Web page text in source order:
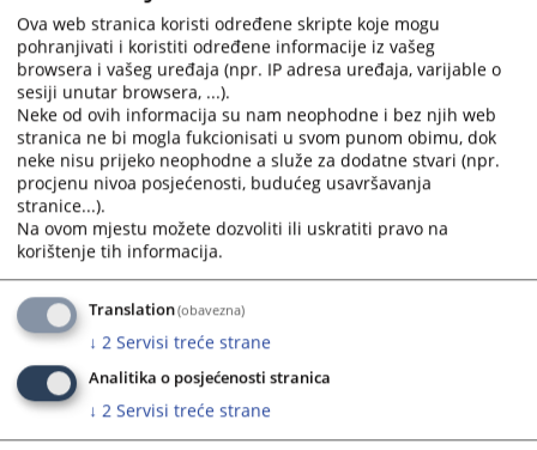
calendar
and
select
a
date.
Press
the
question
mark
key
to
get
the
keyboard
shortcuts
calendar
and
select
a
date.
Press
the
mark
key
to
get
the
keyboard
for
Ova web stranica koristi određene skripte koje mogu
pohranjivati i koristiti određene informacije iz vašeg
browsera i vašeg uređaja (npr. IP adresa uređaja, varijable o
sesiji unutar browsera, ...).
Neke od ovih informacija su nam neophodne i bez njih web
stranica ne bi mogla fukcionisati u svom punom obimu, dok
neke nisu prijeko neophodne a služe za dodatne stvari (npr.
procjenu nivoa posjećenosti, budućeg usavršavanja
stranice...).
Na ovom mjestu možete dozvoliti ili uskratiti pravo na
korištenje tih informacija.
Translation(obavezna)
↓ 2 Servisi treće strane
Analitika o posjećenosti stranica
↓ 2 Servisi treće strane